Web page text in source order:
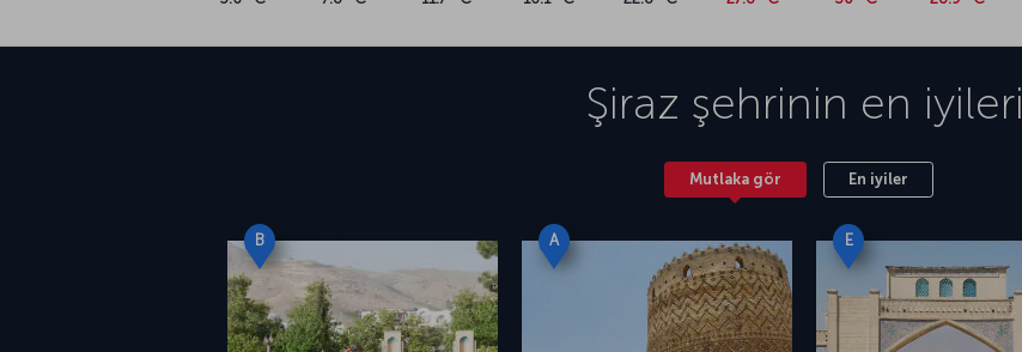
Şiraz şehrinin en iyileri
Mutlaka gör En iyiler
B A E